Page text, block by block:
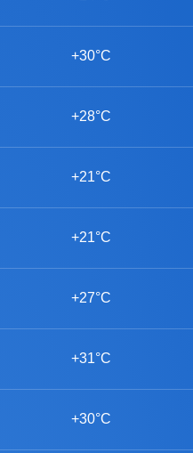
+30°C
+28°C
+21°C
+21°C
+27°C
+31°C
+30°C